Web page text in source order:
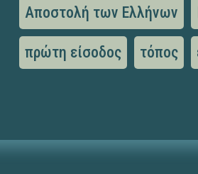
Αποστολή των Ελλήνων
πρώτη είσοδος τόπος